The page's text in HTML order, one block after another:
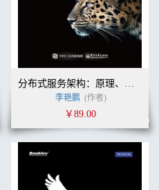
分布式服务架构：原理、设计与实战
李艳鹏 (作者)
￥89.00